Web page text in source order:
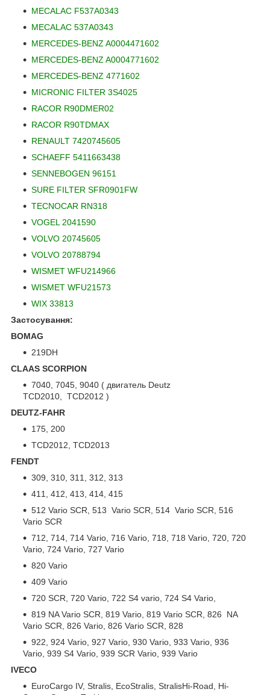
MECALAC F537A0343
MECALAC 537A0343
MERCEDES-BENZ A0004471602
MERCEDES-BENZ A0004771602
MERCEDES-BENZ 4771602
MICRONIC FILTER 3S4025
RACOR R90DMER02
RACOR R90TDMAX
RENAULT 7420745605
SCHAEFF 5411663438
SENNEBOGEN 96151
SURE FILTER SFR0901FW
TECNOCAR RN318
VOGEL 2041590
VOLVO 20745605
VOLVO 20788794
WISMET WFU214966
WISMET WFU21573
WIX 33813
Застосування:
BOMAG
219DH
CLAAS SCORPION
7040, 7045, 9040 ( двигатель Deutz
TCD2010, TCD2012 )
DEUTZ-FAHR
175, 200
TCD2012, TCD2013
FENDT
309, 310, 311, 312, 313
411, 412, 413, 414, 415
512 Vario SCR, 513 Vario SCR, 514 Vario SCR, 516
Vario SCR
712, 714, 714 Vario, 716 Vario, 718, 718 Vario, 720, 720
Vario, 724 Vario, 727 Vario
820 Vario
409 Vario
720 SCR, 720 Vario, 722 S4 vario, 724 S4 Vario,
819 NA Vario SCR, 819 Vario, 819 Vario SCR, 826 NA
Vario SCR, 826 Vario, 826 Vario SCR, 828
922, 924 Vario, 927 Vario, 930 Vario, 933 Vario, 936
Vario, 939 S4 Vario, 939 SCR Vario, 939 Vario
IVECO
EuroCargo IV, Stralis, EcoStralis, StralisHi-Road, Hi-